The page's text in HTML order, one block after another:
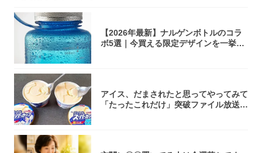
【2026年最新】ナルゲンボトルのコラ
ボ5選｜今買える限定デザインを一挙紹
アイス、だまされたと思ってやってみて
「たったこれだけ」突破ファイル放送で